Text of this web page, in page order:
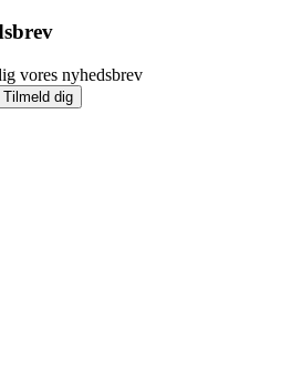
vores nyhedsbrev
Tilmeld dig